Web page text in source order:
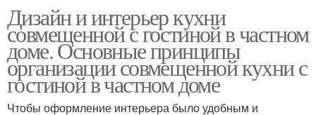
Дизайн и интерьер кухни
совмещенной с гостиной в частном
доме. Основные принципы
организации совмещенной кухни с
гостиной в частном доме
Чтобы оформление интерьера было удобным и